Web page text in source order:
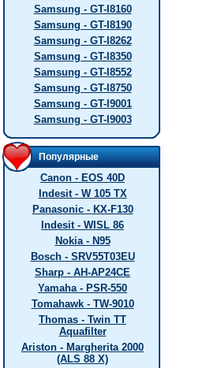
Samsung - GT-I8160
Samsung - GT-I8190
Samsung - GT-I8262
Samsung - GT-I8350
Samsung - GT-I8552
Samsung - GT-I8750
Samsung - GT-I9001
Samsung - GT-I9003
Популярные
Canon - EOS 40D
Indesit - W 105 TX
Panasonic - KX-F130
Indesit - WISL 86
Nokia - N95
Bosch - SRV55T03EU
Sharp - AH-AP24CE
Yamaha - PSR-550
Tomahawk - TW-9010
Thomas - Twin TT
Aquafilter
Ariston - Margherita 2000
(ALS 88 X)